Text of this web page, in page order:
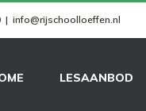
| info@rijschoolloeffen.nl
LESAANBOD